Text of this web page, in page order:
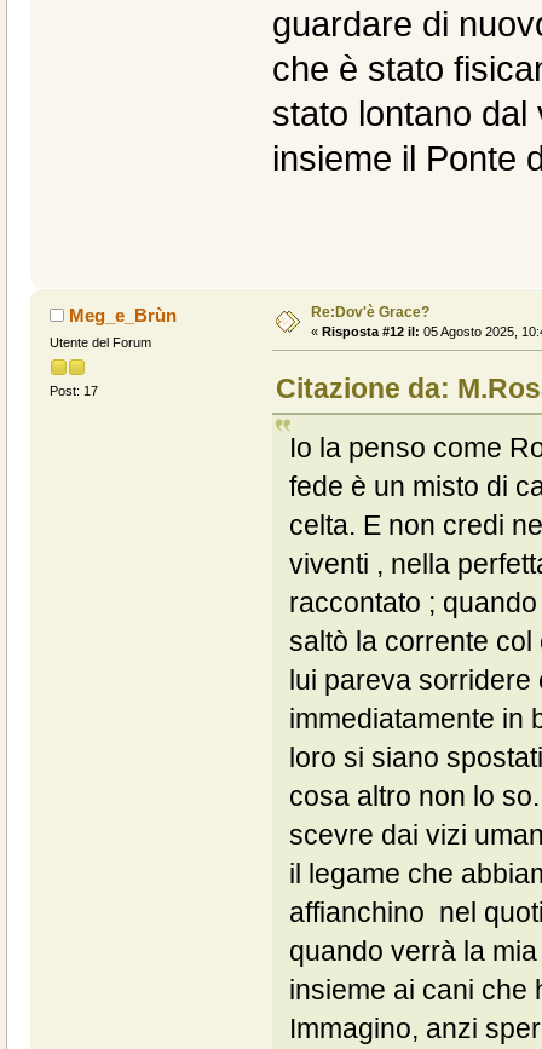
guardare di
che è stato
stato lontano
insieme il Ponte
Meg_e_Brùn
Utente del Forum
Post: 17
Re:Dov'è Grace?
« Risposta #12 il: 05 Agosto 2025,
Citazione da:
Io la penso come
fede è un misto di
celta. E non credi
viventi , nella
raccontato ;
saltò la corrente
lui pareva sorridere
immediatamente in
loro si siano
cosa altro non lo
scevre dai vizi
il legame che
affianchino nel
quando verrà la
insieme ai cani che
Immagino, anzi